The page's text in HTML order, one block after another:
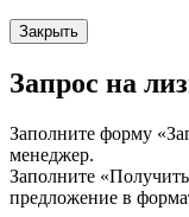
Закрыть
Запрос на
Заполните форму
менеджер.
Заполните
предложение в